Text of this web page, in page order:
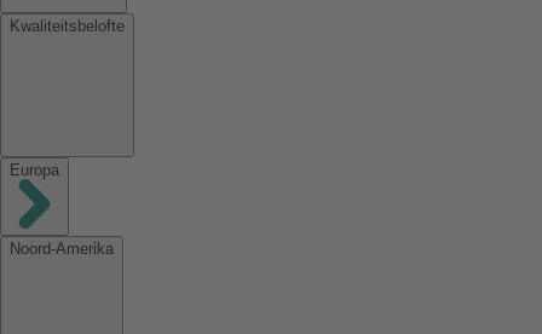
Kwaliteitsbelofte
Europa
Noord-Amerika